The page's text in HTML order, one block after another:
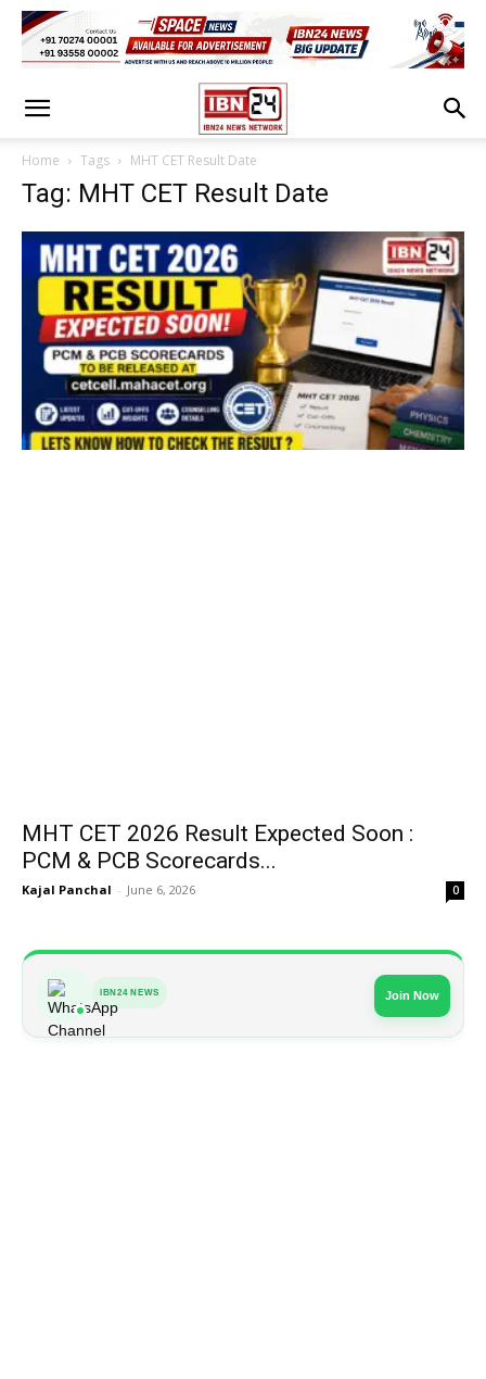
Home Tags MHT CET Result Date
Tag: MHT CET Result Date
MHT CET 2026 Result Expected Soon :
PCM & PCB Scorecards...
Kajal Panchal - June 6, 2026 0
IBN24 NEWS Join Now